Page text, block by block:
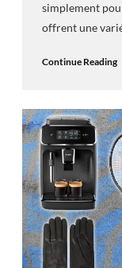
simplement
offrent une
Continue Reading